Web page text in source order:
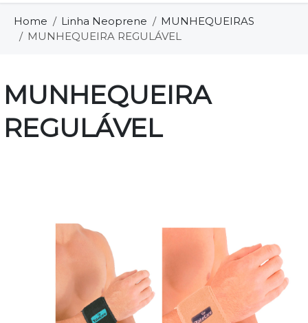
Home Linha Neoprene
MUNHEQUEIRAS
MUNHEQUEIRA REGULÁVEL
MUNHEQUEIRA
REGULÁVEL